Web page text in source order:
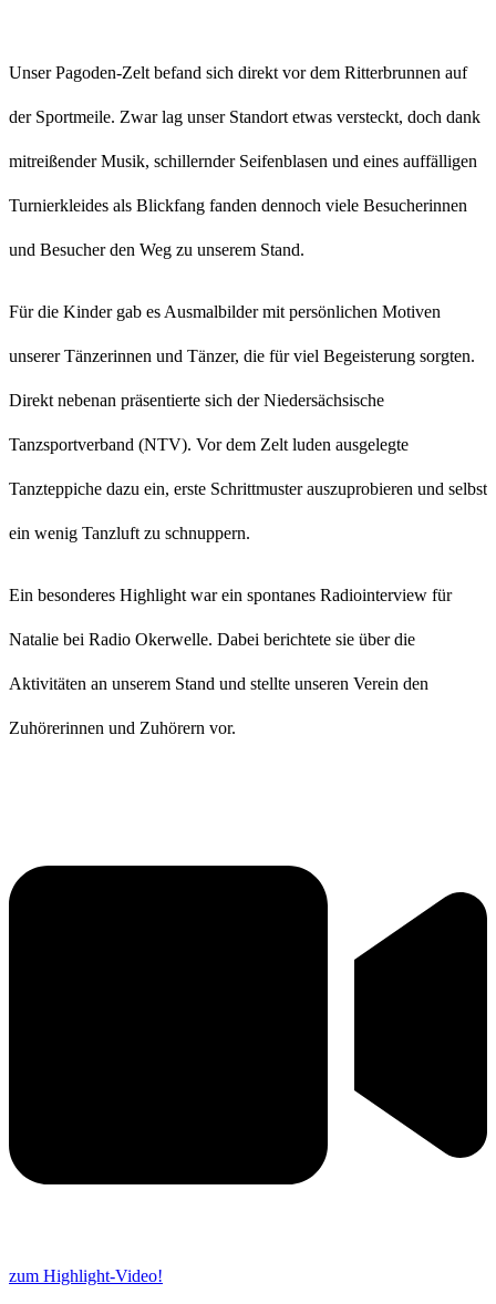
Unser Pagoden-Zelt befand sich direkt vor dem Ritterbrunnen auf
der Sportmeile. Zwar lag unser Standort etwas versteckt, doch dank
mitreißender Musik, schillernder Seifenblasen und eines auffälligen
Turnierkleides als Blickfang fanden dennoch viele Besucherinnen
und Besucher den Weg zu unserem Stand.
Für die Kinder gab es Ausmalbilder mit persönlichen Motiven
unserer Tänzerinnen und Tänzer, die für viel Begeisterung sorgten.
Direkt nebenan präsentierte sich der Niedersächsische
Tanzsportverband (NTV). Vor dem Zelt luden ausgelegte
Tanzteppiche dazu ein, erste Schrittmuster auszuprobieren und selbst
ein wenig Tanzluft zu schnuppern.
Ein besonderes Highlight war ein spontanes Radiointerview für
Natalie bei Radio Okerwelle. Dabei berichtete sie über die
Aktivitäten an unserem Stand und stellte unseren Verein den
Zuhörerinnen und Zuhörern vor.
zum Highlight-Video!